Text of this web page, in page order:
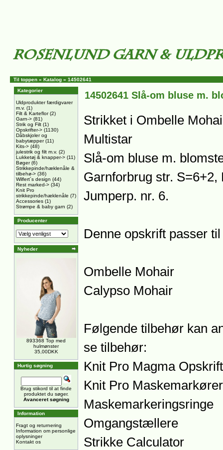
Til toppen » Katalog » 14502641
Kategorier
Uldprodukter færdigvarer
m.v. (1)
Filt & Karteflor(2)
Garn-> (81)
Strik og Filt (1)
Opskrifter-> (1130)
Dåbskjoler og
babytæpper(11)
Kits-> (48)
julestrik og filt m.v. (2)
Lukketøj & knapper-> (11)
Bøger(6)
Strikkepinde/hæklenåle &
tilbehø-> (36)
Wilfert´s design (44)
Rest marked-> (34)
Knit Pro
strikkepinde/hæklenåle (7)
Accessories (1)
Strømpe & baby garn (2)
Producenter
Nyheder
893368 Top med
hulmønster
35,00DKK
Hurtig søgning
Brug stikord til at finde
produktet du søger.
Avanceret søgning
Information
Fragt og returnering
Information om personlige
oplysninger
Kontakt os
14502641 Slå-om bluse m.
Strikket i Ombelle
Multistar
Slå-om bluse m.
Garnforbrug str. S=6+2,
Jumperp. nr. 6.
Denne opskrift passer
Ombelle Mohair
Calypso Mohair
Følgende tilbehør kan
se tilbehør:
Knit Pro Magma
Knit Pro Maskemarkører
Maskemarkeringsringe
Omgangstællere
Strikke Calculator